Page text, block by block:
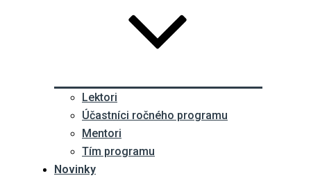
Lektori
Účastníci ročného programu
Mentori
Tím programu
Novinky